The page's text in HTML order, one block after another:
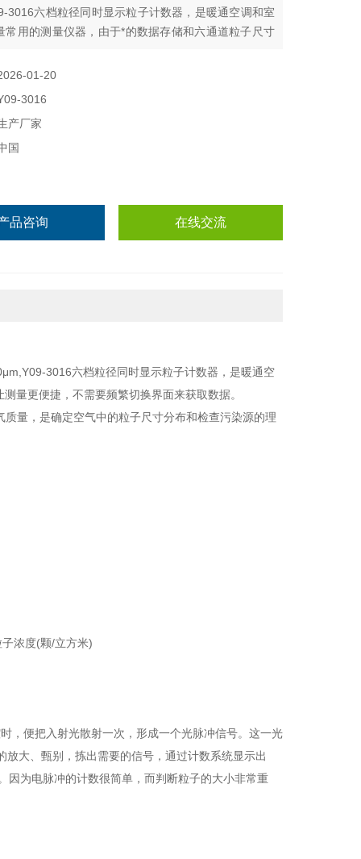
3016六档粒径同时显示粒子计数器，是暖通空调和室
常用的测量仪器，由于*的数据存储和六通道粒子尺寸
01-20
3016
产厂家
国
品咨询 在线交流
3016六档粒径同时显示粒子计数器，是暖通空
量更便捷，不需要频繁切换界面来获取数据。
量，是确定空气中的粒子尺寸分布和检查污染源的理
浓度(颗/立方米)
，便把入射光散射一次，形成一个光脉冲信号。这一光
大、甄别，拣出需要的信号，通过计数系统显示出
因为电脉冲的计数很简单，而判断粒子的大小非常重